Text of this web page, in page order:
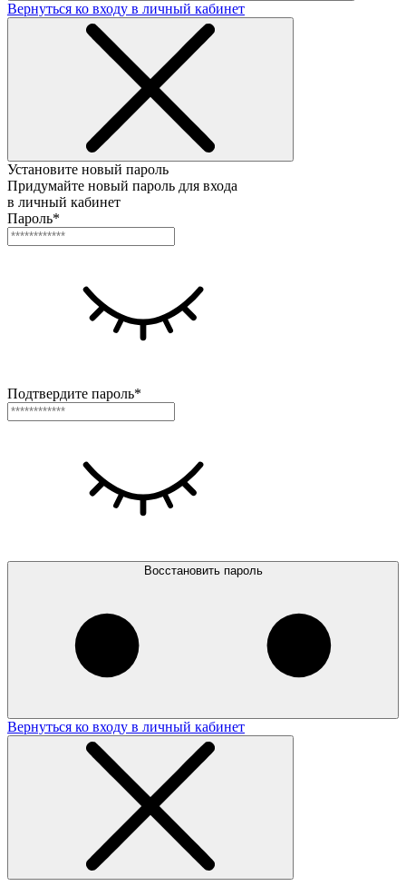
Вернуться ко входу в личный кабинет
Установите новый пароль
Придумайте новый пароль для входа
в личный кабинет
Пароль*
Подтвердите пароль*
Восстановить пароль
Вернуться ко входу в личный кабинет